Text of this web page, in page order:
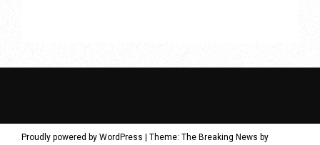
Proudly powered by WordPress | Theme: The Breaking News by